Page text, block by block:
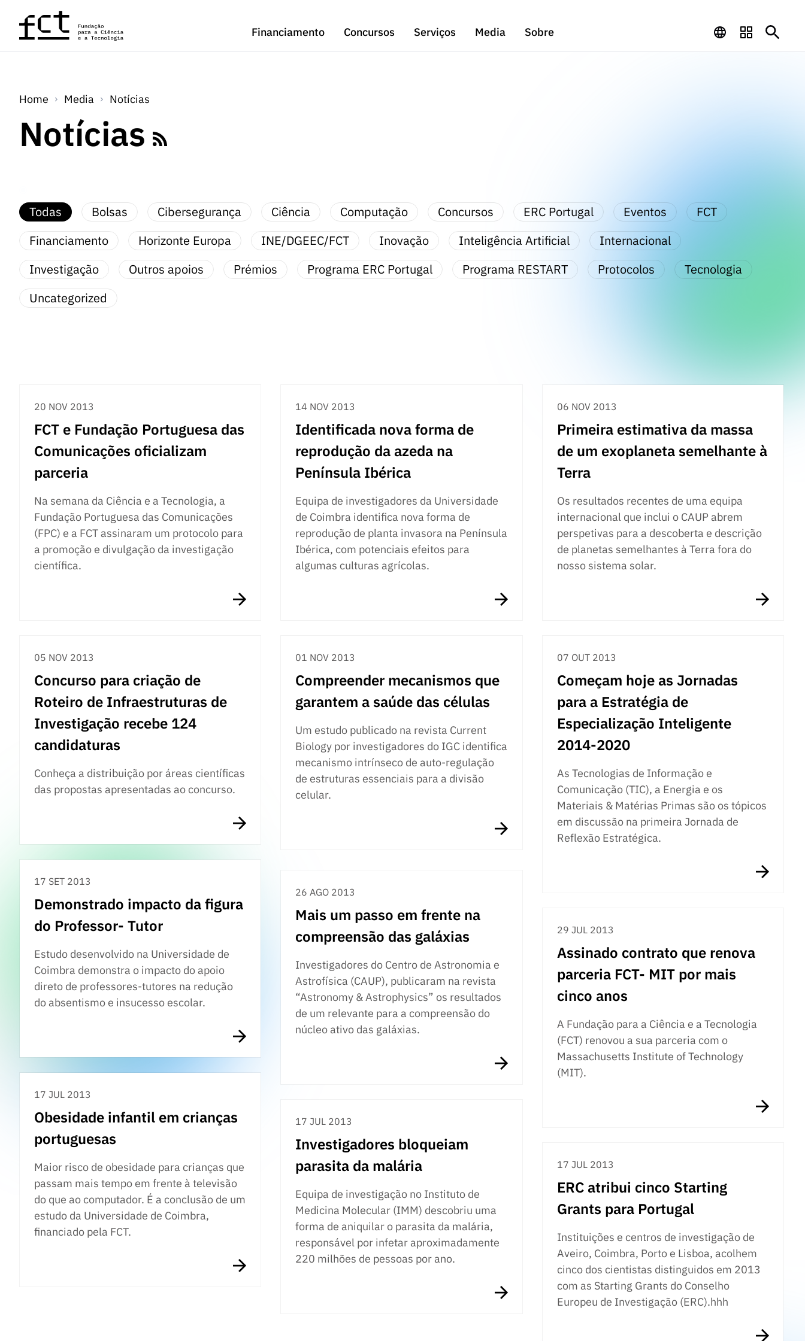
Saltar para o conteúdo principal
Financiamento
Concursos Serviços Media Sobre
Home Media Notícias
Notícias
Todas Bolsas Cibersegurança Ciência Computação Concursos ERC Portugal Eventos
FCT
Financiamento
Horizonte Europa INE/DGEEC/FCT Inovação Inteligência Artificial
Internacional
Investigação
Outros apoios Prémios Programa ERC Portugal Programa RESTART Protocolos
Tecnologia
Uncategorized
20 NOV 2013
FCT e Fundação Portuguesa das
Comunicações oficializam
parceria
Na semana da Ciência e a Tecnologia, a
Fundação Portuguesa das Comunicações
(FPC) e a FCT assinaram um protocolo para
a promoção e divulgação da investigação
científica.
14 NOV 2013
Identificada nova forma de
reprodução da azeda na
Península Ibérica
Equipa de investigadores da Universidade
de Coimbra identifica nova forma de
reprodução de planta invasora na Península
Ibérica, com potenciais efeitos para
algumas culturas agrícolas.
06 NOV 2013
Primeira estimativa da massa
de um exoplaneta semelhante à
Terra
Os resultados recentes de uma equipa
internacional que inclui o CAUP abrem
perspetivas para a descoberta e descrição
de planetas semelhantes à Terra fora do
nosso sistema solar.
05 NOV 2013
Concurso para criação de
Roteiro de Infraestruturas de
Investigação recebe 124
candidaturas
Conheça a distribuição por áreas científicas
das propostas apresentadas ao concurso.
01 NOV 2013
Compreender mecanismos que
garantem a saúde das células
Um estudo publicado na revista Current
Biology por investigadores do IGC identifica
mecanismo intrínseco de auto-regulação
de estruturas essenciais para a divisão
celular.
07 OUT 2013
Começam hoje as Jornadas
para a Estratégia de
Especialização Inteligente
2014-2020
As Tecnologias de Informação e
Comunicação (TIC), a Energia e os
Materiais & Matérias Primas são os tópicos
em discussão na primeira Jornada de
Reflexão Estratégica.
17 SET 2013
Demonstrado impacto da figura
do Professor- Tutor
Estudo desenvolvido na Universidade de
Coimbra demonstra o impacto do apoio
direto de professores-tutores na redução
do absentismo e insucesso escolar.
26 AGO 2013
Mais um passo em frente na
compreensão das galáxias
Investigadores do Centro de Astronomia e
Astrofísica (CAUP), publicaram na revista
“Astronomy & Astrophysics” os resultados
de um relevante para a compreensão do
núcleo ativo das galáxias.
29 JUL 2013
Assinado contrato que renova
parceria FCT- MIT por mais
cinco anos
A Fundação para a Ciência e a Tecnologia
(FCT) renovou a sua parceria com o
Massachusetts Institute of Technology
(MIT).
17 JUL 2013
Obesidade infantil em crianças
portuguesas
Maior risco de obesidade para crianças que
passam mais tempo em frente à televisão
do que ao computador. É a conclusão de um
estudo da Universidade de Coimbra,
financiado pela FCT.
17 JUL 2013
Investigadores bloqueiam
parasita da malária
Equipa de investigação no Instituto de
Medicina Molecular (IMM) descobriu uma
forma de aniquilar o parasita da malária,
responsável por infetar aproximadamente
220 milhões de pessoas por ano.
17 JUL 2013
ERC atribui cinco Starting
Grants para Portugal
Instituições e centros de investigação de
Aveiro, Coimbra, Porto e Lisboa, acolhem
cinco dos cientistas distinguidos em 2013
com as Starting Grants do Conselho
Europeu de Investigação (ERC).hhh